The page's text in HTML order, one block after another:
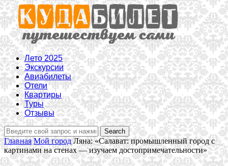
Лето 2025
Экскурсии
Авиабилеты
Отели
Квартиры
Туры
Отзывы
Главная Мой город Ляна: «Салават: промышленный город с
картинами на стенах — изучаем достопримечательности»